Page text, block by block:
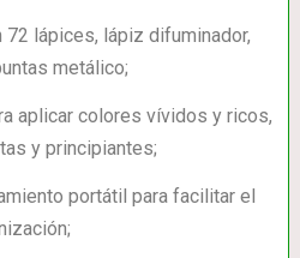
lápices, lápiz difuminador,
metálico;
aplicar colores vívidos y ricos,
y principiantes;
portátil para facilitar el